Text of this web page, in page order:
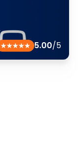
5.00/5